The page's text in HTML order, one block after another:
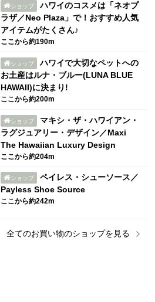
ショップ
ハワイのコスメは「ネオプ
ラザ／Neo Plaza」で！おすすめ人気
アイテムがたくさん♪
ここから約190m
ショップ
ハワイで大切なペットへの
お土産はルナ・ブルー(LUNA BLUE
HAWAII)に決まり!
ここから約200m
ショップ
マキシ・ザ・ハワイアン・
ラグジュアリー・デザイン／Maxi
The Hawaiian Luxury Design
ここから約204m
ショップ
ペイレス・シューソース／
Payless Shoe Source
ここから約242m
全てのお買い物のショップを見る